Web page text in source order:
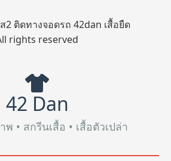
2 ติดทางจอดรถ 42dan เสื้อยืด
rights reserved
42 Dan
• สกรีนเสื้อ • เสื้อตัวเปล่า